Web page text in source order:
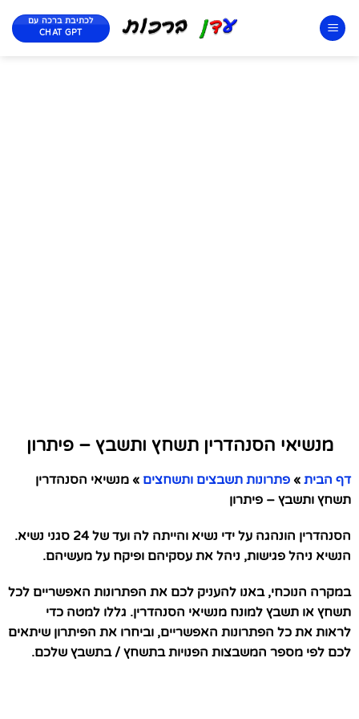
לכתיבת ברכה עם
CHAT GPT
מנשיאי הסנהדרין תשחץ ותשבץ – פיתרון
דף הבית » פתרונות תשבצים ותשחצים » מנשיאי הסנהדרין
תשחץ ותשבץ – פיתרון
הסנהדרין הונהגה על ידי נשיא והייתה לה ועד של 24 סגני נשיא.
הנשיא ניהל פגישות, ניהל את עסקיהם ופיקח על מעשיהם.
במקרה הנוכחי, באנו להעניק לכם את הפתרונות האפשריים לכל
תשחץ או תשבץ למונח מנשיאי הסנהדרין. גללו למטה כדי
לראות את כל הפתרונות האפשריים, וביחרו את הפיתרון שיתאים
לכם לפי מספר המשבצות הפנויות בתשחץ / בתשבץ שלכם.